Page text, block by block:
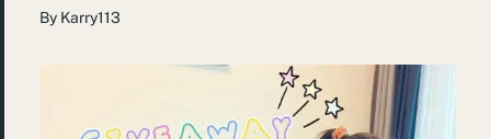
By Karry113